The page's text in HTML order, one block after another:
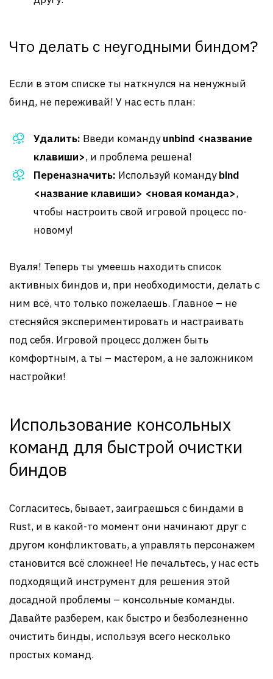
Что делать с неугодными биндом?
Если в этом списке ты наткнулся на ненужный
бинд, не переживай! У нас есть план:
Удалить: Введи командуunbind <название
клавиши>, и проблема решена!
Переназначить: Используй командуbind
<название клавиши> <новая команда>,
чтобы настроить свой игровой процесс по-
новому!
Вуаля! Теперь ты умеешь находить список
активных биндов и, при необходимости, делать с
ним всё, что только пожелаешь. Главное – не
стесняйся экспериментировать и настраивать
под себя. Игровой процесс должен быть
комфортным, а ты – мастером, а не заложником
настройки!
Использование консольных
команд для быстрой очистки
биндов
Согласитесь, бывает, заиграешься с биндами в
Rust, и в какой-то момент они начинают друг с
другом конфликтовать, а управлять персонажем
становится всё сложнее! Не печальтесь, у нас есть
подходящий инструмент для решения этой
досадной проблемы – консольные команды.
Давайте разберем, как быстро и безболезненно
очистить бинды, используя всего несколько
простых команд.